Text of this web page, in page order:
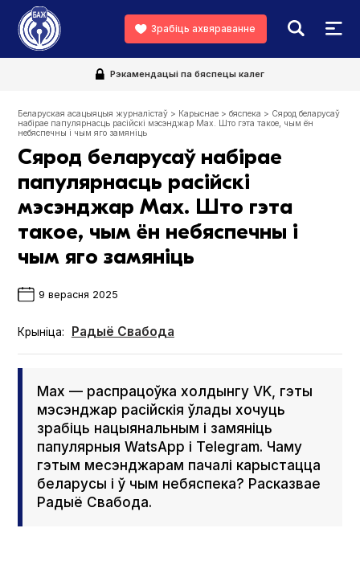
Зрабіць ахвяраванне
Рэкамендацыі па бяспецы калег
Беларуская асацыяцыя журналістаў > Карыснае >бяспека > Сярод беларусаў
набірае папулярнасць расійскі мэсэнджар Мах. Што гэта такое, чым ён
небяспечны і чым яго замяніць
Сярод беларусаў набірае
папулярнасць расійскі
мэсэнджар Мах. Што гэта
такое, чым ён небяспечны і
чым яго замяніць
9 верасня 2025
Крыніца: Радыё Свабода
Мах — распрацоўка холдынгу VK, гэты
мэсэнджар расійскія ўлады хочуць
зрабіць нацыянальным і замяніць
папулярныя Wat­sApp і Telegram. Чаму
гэтым месэнджарам пачалі карыстацца
беларусы і ў чым небяспека? Расказвае
Радыё Свабода.